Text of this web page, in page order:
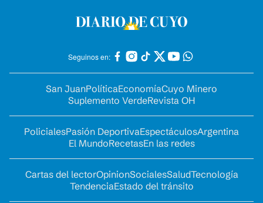
Seguinos en:
San JuanPolíticaEconomíaCuyo Minero
Suplemento VerdeRevista OH
PolicialesPasión DeportivaEspectáculosArgentina
El MundoRecetasEn las redes
Cartas del lectorOpinionSocialesSaludTecnología
TendenciaEstado del tránsito